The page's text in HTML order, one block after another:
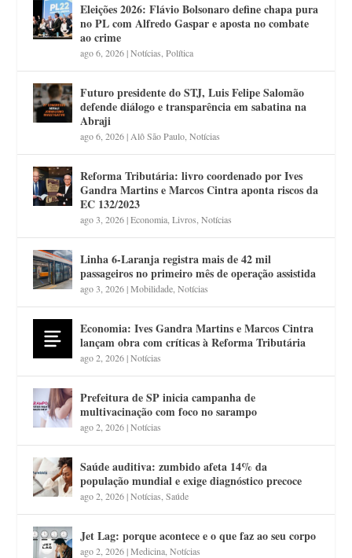
Eleições 2026: Flávio Bolsonaro define chapa pura
no PL com Alfredo Gaspar e aposta no combate
ao crime
ago 6, 2026|Notícias ,Política
Futuro presidente do STJ, Luis Felipe Salomão
defende diálogo e transparência em sabatina na
Abraji
ago 6, 2026| Alô São Paulo ,Notícias
Reforma Tributária: livro coordenado por Ives
Gandra Martins e Marcos Cintra aponta riscos da
EC 132/2023
ago 3, 2026|Economia ,Livros ,Notícias
Linha 6-Laranja registra mais de 42 mil
passageiros no primeiro mês de operação assistida
ago 3, 2026|Mobilidade ,Notícias
Economia: Ives Gandra Martins e Marcos Cintra
lançam obra com críticas à Reforma Tributária
ago 2, 2026|Notícias
Prefeitura de SP inicia campanha de
multivacinação com foco no sarampo
ago 2, 2026|Notícias
Saúde auditiva: zumbido afeta 14% da
população mundial e exige diagnóstico precoce
ago 2, 2026|Notícias ,Saúde
Jet Lag: porque acontece e o que faz ao seu corpo
ago 2, 2026|Medicina ,Notícias